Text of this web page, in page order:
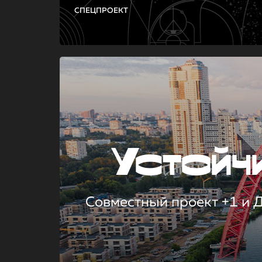
СПЕЦПРОЕКТ
Совместный проект +1 и